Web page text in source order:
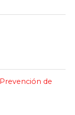
de